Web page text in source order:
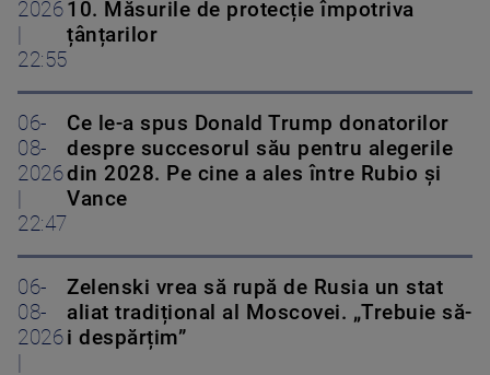
2026
22:55
10. Măsurile de protecție împotriva
țânțarilor
06-
08-
2026
22:47
Ce le-a spus Donald Trump donatorilor
despre succesorul său pentru alegerile
din 2028. Pe cine a ales între Rubio și
Vance
06-
08-
2026
Zelenski vrea să rupă de Rusia un stat
aliat tradițional al Moscovei. „Trebuie să-
i despărțim”